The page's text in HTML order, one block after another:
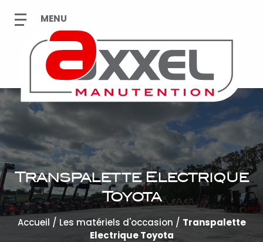
Transpalette Electrique
Toyota
Accueil / Les matériels d'occasion / Transpalette
Electrique Toyota